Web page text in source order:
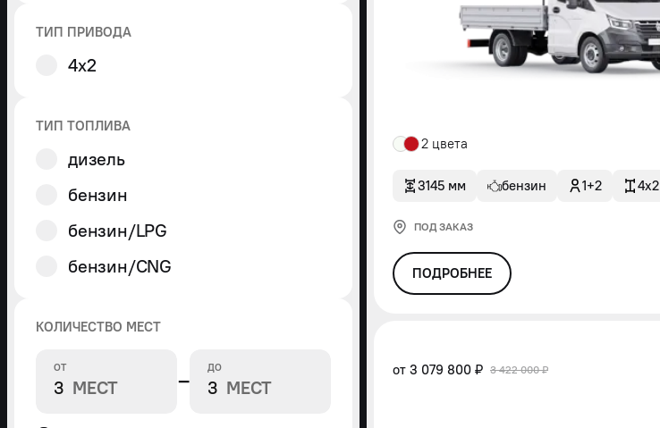
ТИП ПРИВОДА
4x2
ТИП ТОПЛИВА
дизель
бензин
бензин/LPG
бензин/CNG
КОЛИЧЕСТВО МЕСТ
МЕСТ
ОТ − МЕСТ
ДО
2 цвета
3145 мм бензин 1+2 4x2
ПОД ЗАКАЗ
ПОДРОБНЕЕ
от 3 079 800 ₽ 3 422 000 ₽